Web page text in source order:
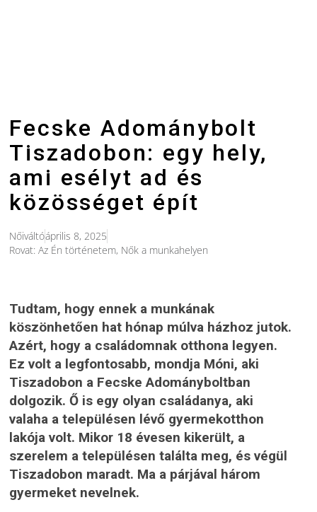
Fecske Adománybolt
Tiszadobon: egy hely,
ami esélyt ad és
közösséget épít
Nőiváltóáprilis 8, 2025
Rovat:Az Én történetem, Nők a munkahelyen
Tudtam, hogy ennek a munkának
köszönhetően hat hónap múlva házhoz jutok.
Azért, hogy a családomnak otthona legyen.
Ez volt a legfontosabb, mondja Móni, aki
Tiszadobon a Fecske Adományboltban
dolgozik. Ő is egy olyan családanya, aki
valaha a településen lévő gyermekotthon
lakója volt. Mikor 18 évesen kikerült, a
szerelem a településen találta meg, és végül
Tiszadobon maradt. Ma a párjával három
gyermeket nevelnek.